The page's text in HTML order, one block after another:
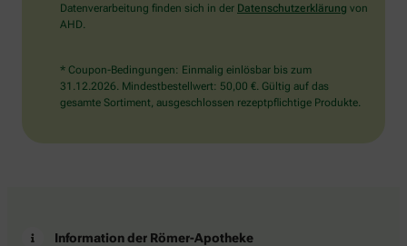
Datenverarbeitung finden sich in der Datenschutzerklärung von
AHD.
* Coupon-Bedingungen: Einmalig einlösbar bis zum
31.12.2026. Mindestbestellwert: 50,00 €. Gültig auf das
gesamte Sortiment, ausgeschlossen rezeptpflichtige Produkte.
Information der Römer-Apotheke